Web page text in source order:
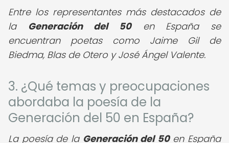
Entre los representantes más destacados de
la Generación del 50en España se
encuentran poetas como Jaime Gil de
Biedma, Blas de Otero y José Ángel Valente.
3. ¿Qué temas y preocupaciones
abordaba la poesía de la
Generación del 50 en España?
La poesía de la Generación del 50en España